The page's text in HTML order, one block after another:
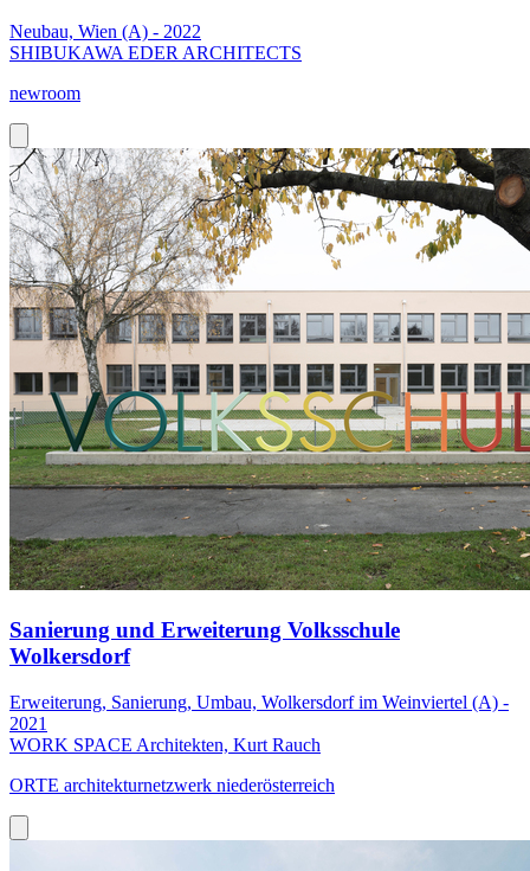
Neubau, Wien (A) - 2022
SHIBUKAWA EDER ARCHITECTS
newroom
Sanierung und Erweiterung Volksschule
Wolkersdorf
Erweiterung, Sanierung, Umbau, Wolkersdorf im Weinviertel (A) -
2021
WORK SPACE Architekten, Kurt Rauch
ORTE architekturnetzwerk niederösterreich